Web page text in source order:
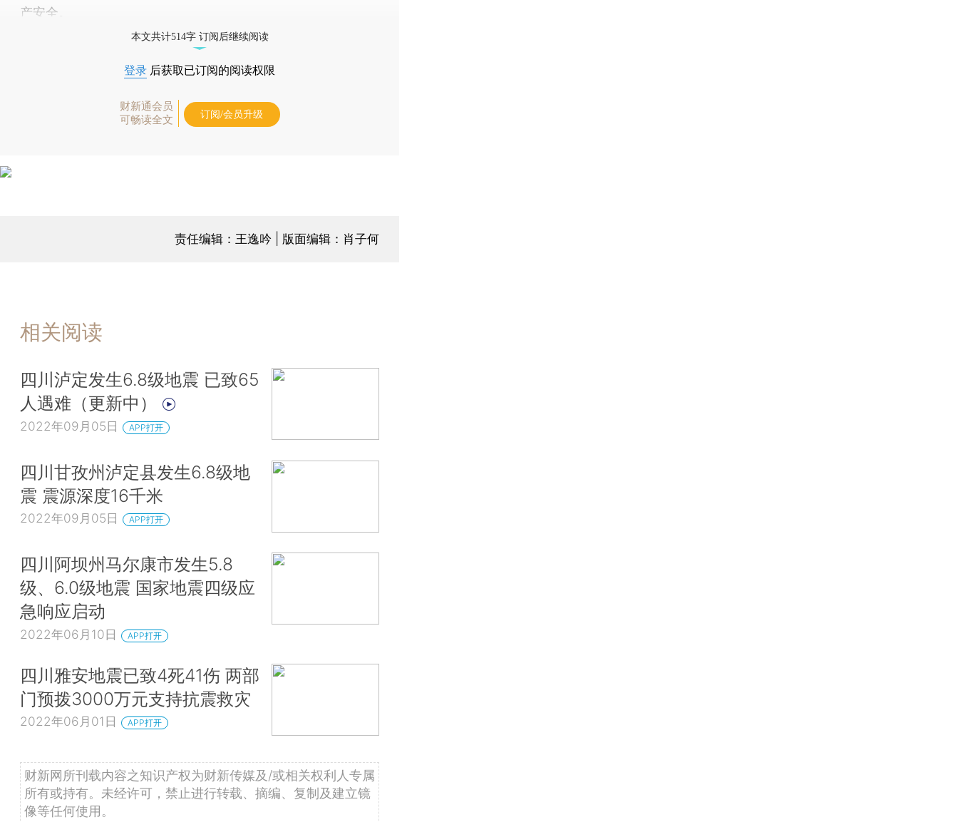
产安全。
本文共计514字 订阅后继续阅读
登录 后获取已订阅的阅读权限
财新通会员
可畅读全文
订阅/会员升级
责任编辑：王逸吟 | 版面编辑：肖子何
相关阅读
四川泸定发生6.8级地震 已致65
人遇难（更新中）
2022年09月05日 APP打开
四川甘孜州泸定县发生6.8级地
震 震源深度16千米
2022年09月05日 APP打开
四川阿坝州马尔康市发生5.8
级、6.0级地震 国家地震四级应
急响应启动
2022年06月10日 APP打开
四川雅安地震已致4死41伤 两部
门预拨3000万元支持抗震救灾
2022年06月01日 APP打开
财新网所刊载内容之知识产权为财新传媒及/或相关权利人专属
所有或持有。未经许可，禁止进行转载、摘编、复制及建立镜
像等任何使用。